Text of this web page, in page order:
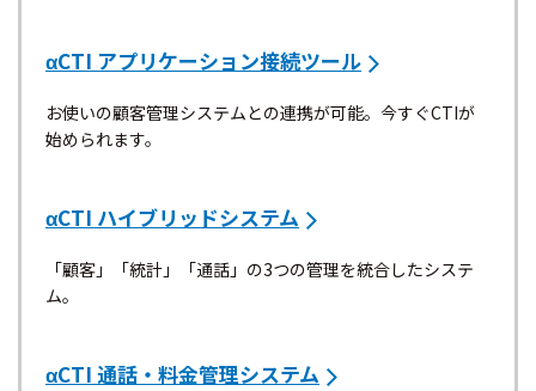
αCTI アプリケーション接続ツール
お使いの顧客管理システムとの連携が可能。今すぐCTIが
始められます。
αCTI ハイブリッドシステム
「顧客」「統計」「通話」の3つの管理を統合したシステ
ム。
αCTI 通話・料金管理システム